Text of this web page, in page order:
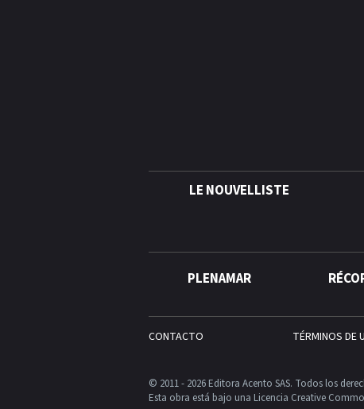
LE NOUVELLISTE
PLENAMAR
CONTACTO TÉRMINOS DE
© 2011 - 2026 Editora Acento SAS. Todos los
Esta obra está bajo una Licencia Creative